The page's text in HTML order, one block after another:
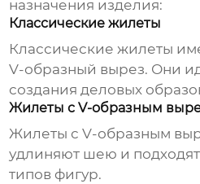
назначения изделия:
Классические жилеты
Классические жилеты
V-образный вырез. Они
создания деловых
Жилеты с V-образным
Жилеты с V-образным
удлиняют шею и
типов фигур.